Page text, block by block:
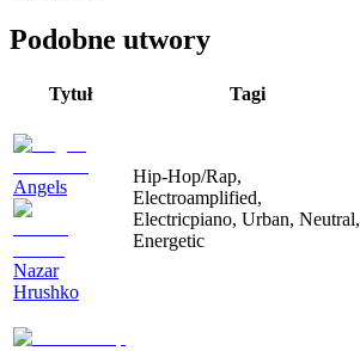
Podobne utwory
Tytuł Tagi
Angels
Nazar
Hrushko
Hip-Hop/Rap,
Electroamplified,
Electricpiano, Urban, Neutral,
Energetic